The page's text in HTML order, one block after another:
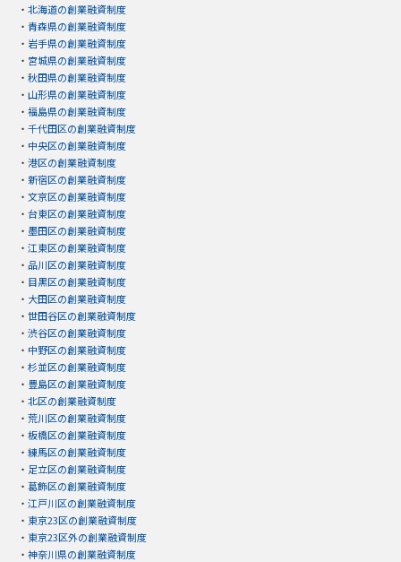
・ 北海道の創業融資制度
・ 青森県の創業融資制度
・ 岩手県の創業融資制度
・ 宮城県の創業融資制度
・ 秋田県の創業融資制度
・ 山形県の創業融資制度
・ 福島県の創業融資制度
・ 千代田区の創業融資制度
・ 中央区の創業融資制度
・ 港区の創業融資制度
・ 新宿区の創業融資制度
・ 文京区の創業融資制度
・ 台東区の創業融資制度
・ 墨田区の創業融資制度
・ 江東区の創業融資制度
・ 品川区の創業融資制度
・ 目黒区の創業融資制度
・ 大田区の創業融資制度
・ 世田谷区の創業融資制度
・ 渋谷区の創業融資制度
・ 中野区の創業融資制度
・ 杉並区の創業融資制度
・ 豊島区の創業融資制度
・ 北区の創業融資制度
・ 荒川区の創業融資制度
・ 板橋区の創業融資制度
・ 練馬区の創業融資制度
・ 足立区の創業融資制度
・ 葛飾区の創業融資制度
・ 江戸川区の創業融資制度
・ 東京23区の創業融資制度
・ 東京23区外の創業融資制度
・ 神奈川県の創業融資制度